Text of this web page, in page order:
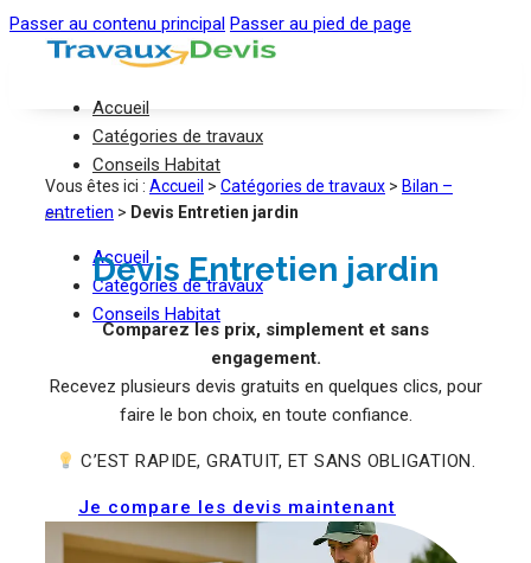
Passer au contenu principal Passer au pied de page
Accueil
Catégories de travaux
Conseils Habitat
Accueil
Catégories de travaux
Conseils Habitat
Vous êtes ici : Accueil > Catégories de travaux > Bilan –
entretien > Devis Entretien jardin
Devis Entretien jardin
Comparez les prix, simplement et sans
engagement.
Recevez plusieurs devis gratuits en quelques clics, pour
faire le bon choix, en toute confiance.
C’EST RAPIDE, GRATUIT, ET SANS OBLIGATION.
Je compare les devis maintenant